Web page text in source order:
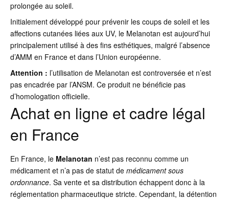
prolongée au soleil.
Initialement développé pour prévenir les coups de soleil et les
affections cutanées liées aux UV, le Melanotan est aujourd’hui
principalement utilisé à des fins esthétiques, malgré l’absence
d’AMM en France et dans l’Union européenne.
Attention : l’utilisation de Melanotan est controversée et n’est
pas encadrée par l’ANSM. Ce produit ne bénéficie pas
d’homologation officielle.
Achat en ligne et cadre légal
en France
En France, le Melanotan n’est pas reconnu comme un
médicament et n’a pas de statut de médicament sous
ordonnance. Sa vente et sa distribution échappent donc à la
réglementation pharmaceutique stricte. Cependant, la détention